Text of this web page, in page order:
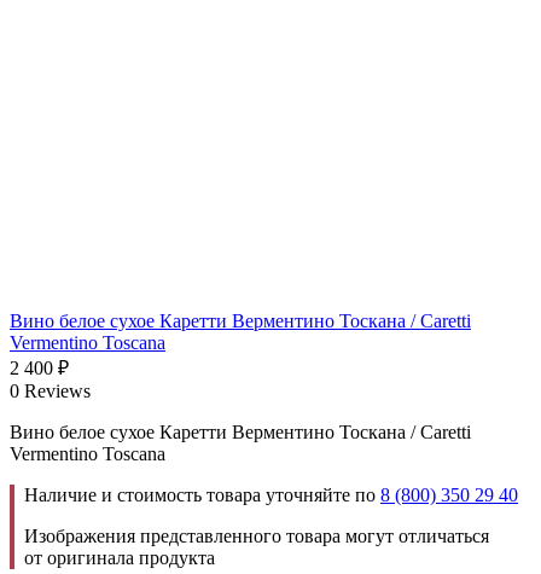
Вино белое сухое Каретти Верментино Тоскана / Caretti
Vermentino Toscana
2 400 ₽
0 Reviews
Вино белое сухое Каретти Верментино Тоскана / Caretti
Vermentino Toscana
Наличие и стоимость товара уточняйте по 8 (800) 350 29 40
Изображения представленного товара могут отличаться
от оригинала продукта